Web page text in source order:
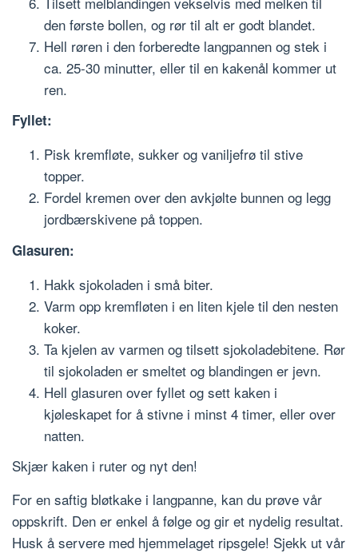
den første bollen, og rør til alt er godt blandet.
Hell røren i den forberedte langpannen og stek i
ca. 25-30 minutter, eller til en kakenål kommer ut
ren.
Fyllet:
Pisk kremfløte, sukker og vaniljefrø til stive
topper.
Fordel kremen over den avkjølte bunnen og legg
jordbærskivene på toppen.
Glasuren:
Hakk sjokoladen i små biter.
Varm opp kremfløten i en liten kjele til den nesten
koker.
Ta kjelen av varmen og tilsett sjokoladebitene. Rør
til sjokoladen er smeltet og blandingen er jevn.
Hell glasuren over fyllet og sett kaken i
kjøleskapet for å stivne i minst 4 timer, eller over
natten.
Skjær kaken i ruter og nyt den!
For en saftig bløtkake i langpanne, kan du prøve vår
oppskrift. Den er enkel å følge og gir et nydelig resultat.
Husk å servere med hjemmelaget ripsgele! Sjekk ut vår